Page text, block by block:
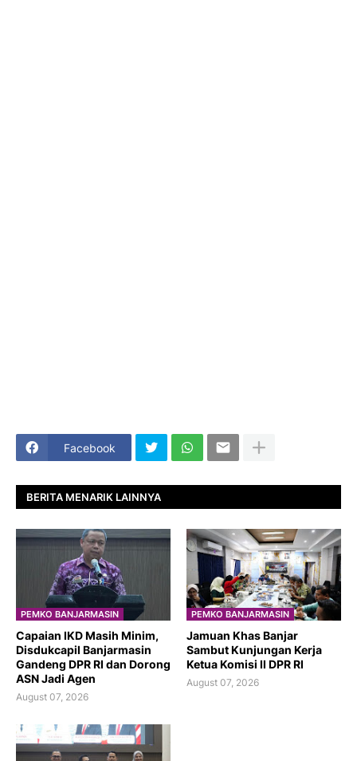
Facebook
BERITA MENARIK LAINNYA
PEMKO BANJARMASIN
Capaian IKD Masih Minim,
Disdukcapil Banjarmasin
Gandeng DPR RI dan Dorong
ASN Jadi Agen
August 07, 2026
PEMKO BANJARMASIN
Jamuan Khas Banjar
Sambut Kunjungan Kerja
Ketua Komisi II DPR RI
August 07, 2026